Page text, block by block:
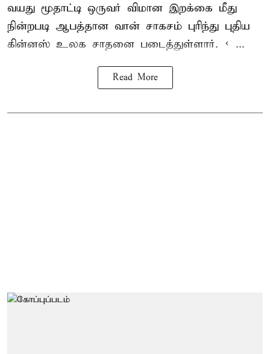
வயது மூதாட்டி ஒருவர் விமான இறக்கை மீது
நின்றபடி ஆபத்தான வான் சாகசம் புரிந்து புதிய
கின்னஸ் உலக சாதனை படைத்துள்ளார். < ...
Read More